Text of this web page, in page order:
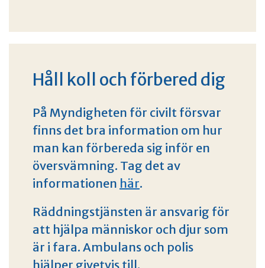
Håll koll och förbered dig
På Myndigheten för civilt försvar
finns det bra information om hur
man kan förbereda sig inför en
översvämning. Tag det av
informationen här.
Räddningstjänsten är ansvarig för
att hjälpa människor och djur som
är i fara. Ambulans och polis
hjälper givetvis till.